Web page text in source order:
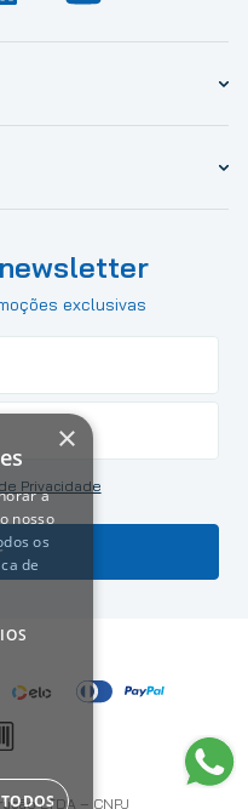
exclusivas
Privacidade
LTDA – CNPJ
×
a
nosso
os
de